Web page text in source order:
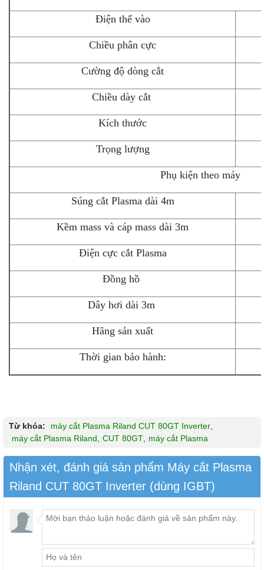
Điện thế vào
Chiều phân cực
Cường độ dòng cắt
Chiều dày cắt
Kích thước
Trọng lượng
Phụ kiện theo máy
Súng cắt Plasma dài 4m
Kềm mass và cáp mass dài 3m
Điện cực cắt Plasma
Đồng hồ
Dây hơi dài 3m
Hãng sản xuất
Thời gian bảo hành:
Từ khóa: máy cắt Plasma Riland CUT 80GT Inverter,
máy cắt Plasma Riland, CUT 80GT, máy cắt Plasma
Nhận xét, đánh giá sản phẩm Máy cắt Plasma
Riland CUT 80GT Inverter (dùng IGBT)